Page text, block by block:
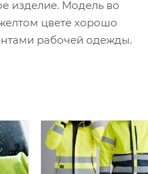
изделие. Модель во
цвете хорошо
рабочей одежды.